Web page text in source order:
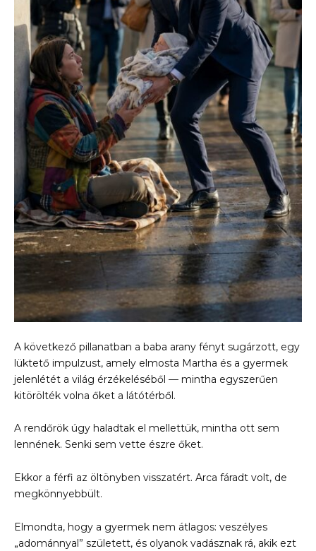
A következő pillanatban a baba arany fényt sugárzott, egy
lüktető impulzust, amely elmosta Martha és a gyermek
jelenlétét a világ érzékeléséből — mintha egyszerűen
kitörölték volna őket a látótérből.
A rendőrök úgy haladtak el mellettük, mintha ott sem
lennének. Senki sem vette észre őket.
Ekkor a férfi az öltönyben visszatért. Arca fáradt volt, de
megkönnyebbült.
Elmondta, hogy a gyermek nem átlagos: veszélyes
„adománnyal” született, és olyanok vadásznak rá, akik ezt